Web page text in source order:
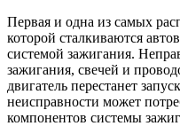
Первая и одна из самых
которой сталкиваются
системой зажигания.
зажигания, свечей и
двигатель перестанет
неисправности может
компонентов системы